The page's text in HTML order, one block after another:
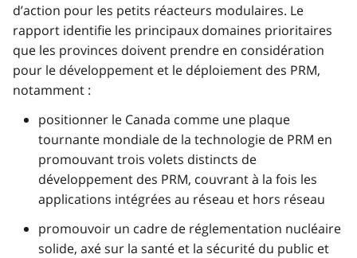
d’action pour les petits réacteurs modulaires. Le
rapport identifie les principaux domaines prioritaires
que les provinces doivent prendre en considération
pour le développement et le déploiement des PRM,
notamment :
positionner le Canada comme une plaque
tournante mondiale de la technologie de PRM en
promouvant trois volets distincts de
développement des PRM, couvrant à la fois les
applications intégrées au réseau et hors réseau
promouvoir un cadre de réglementation nucléaire
solide, axé sur la santé et la sécurité du public et